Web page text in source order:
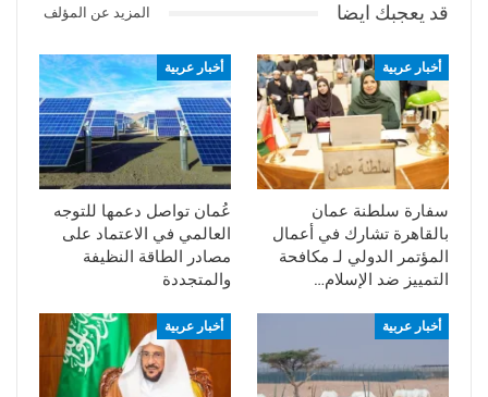
قد يعجبك ايضا المزيد عن المؤلف
أخبار عربية
سفارة سلطنة عمان
بالقاهرة تشارك في أعمال
المؤتمر الدولي لـ مكافحة
التمييز ضد الإسلام…
أخبار عربية
عُمان تواصل دعمها للتوجه
العالمي في الاعتماد على
مصادر الطاقة النظيفة
والمتجددة
أخبار عربية أخبار عربية